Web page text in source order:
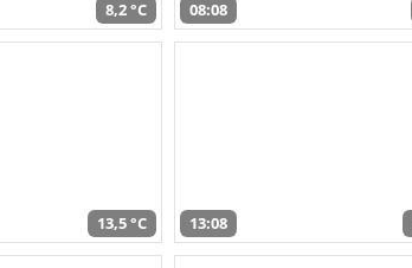
8,2 °C 08:08
13,5 °C 13:08